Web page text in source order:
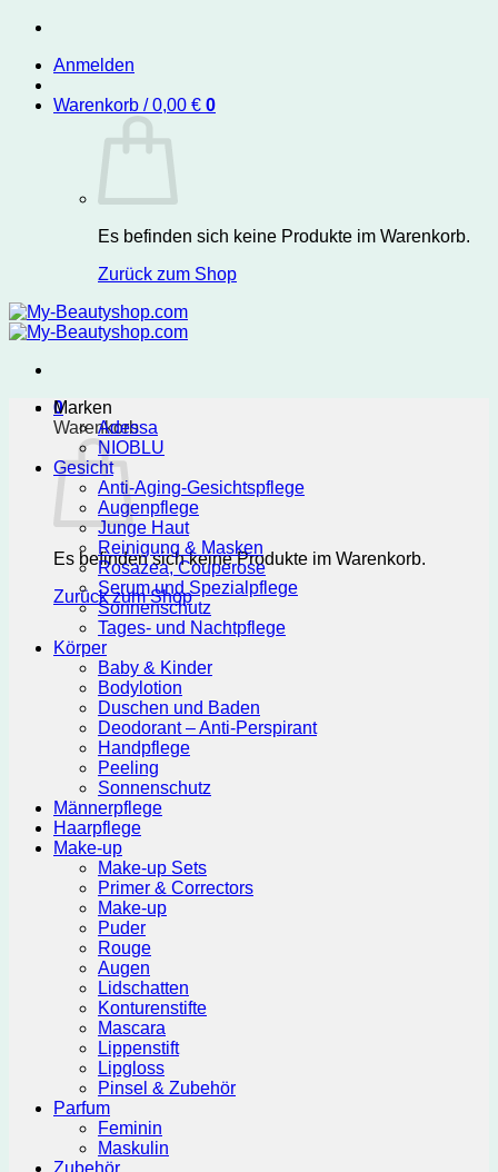
Zum
springenAnmelden
Warenkorb /0,00 € 0
Es befinden sich keine Produkte im Warenkorb.
Zurück zum Shop
0
Warenkorb
Es befinden sich keine Produkte im Warenkorb.
Zurück zum Shop
Marken
Adessa
NIOBLU
Gesicht
Anti-Aging-Gesichtspflege
Augenpflege
Junge Haut
Reinigung & Masken
Rosazea, Couperose
Serum und Spezialpflege
Sonnenschutz
Tages- und Nachtpflege
Körper
Baby & Kinder
Bodylotion
Duschen und Baden
Deodorant – Anti-Perspirant
Handpflege
Peeling
Sonnenschutz
Männerpflege
Haarpflege
Make-up
Make-up Sets
Primer & Correctors
Make-up
Puder
Rouge
Augen
Lidschatten
Konturenstifte
Mascara
Lippenstift
Lipgloss
Pinsel & Zubehör
Parfum
Feminin
Maskulin
Zubehör